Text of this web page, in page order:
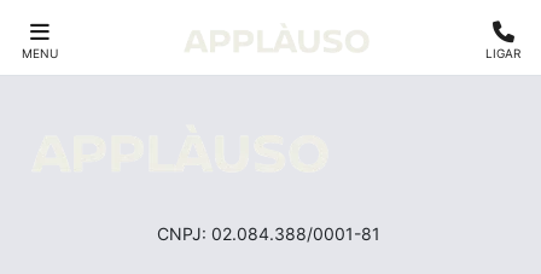
MENU LIGAR
CNPJ: 02.084.388/0001-81